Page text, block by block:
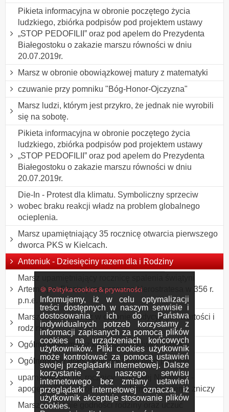
🍪 Polityka cookies & prywatności
Informujemy, iż w celu optymalizacji
treści dostępnych w naszym serwisie i
dostosowania ich do Państwa
indywidualnych potrzeb korzystamy z
informacji zapisanych za pomocą plików
cookies na urządzeniach końcowych
użytkowników. Pliki cookies użytkownik
może kontrolować za pomocą ustawień
swojej przeglądarki internetowej. Dalsze
korzystanie z naszego serwisu
internetowego bez zmiany ustawień
przeglądarki internetowej oznacza, iż
użytkownik akceptuje stosowanie plików
cookies.
Pikieta informacyjna w obronie poczętego życia
ludzkiego, zbiórka podpisów pod projektem ustawy
„STOP PEDOFILII” oraz pod apelem do Prezydenta
Białegostoku o zakazie marszu równości w dniu
20.07.2019r.
Marsz w obronie obowiązkowej matury z matematyki
czuwanie przy pomniku "Bóg-Honor-Ojczyzna"
Marsz ludzi, którym jest przykro, że jednak nie wyrobili
się na sobotę.
Pikieta informacyjna w obronie poczętego życia
ludzkiego, zbiórka podpisów pod projektem ustawy
„STOP PEDOFILII” oraz pod apelem do Prezydenta
Białegostoku o zakazie marszu równości w dniu
20.07.2019r.
Die-In - Protest dla klimatu. Symboliczny sprzeciw
wobec braku reakcji władz na problem globalnego
ocieplenia.
Marsz upamiętniający 35 rocznicę otwarcia pierwszego
dworca PKS w Kielcach.
Antoniuk - Dziesięciny razem dla i Rodziny
Marsz upamiętniający rocznicę spalenia świątyni
Artemidy w Efezie przez szewca Herostratesa w 356 r.
p.n.e.
Marsz rodzin - marsz w obronie tradycyjnych wartości i
rodziny
Ogólnopolski marsz kibiców przeciwko pedofilii
Ogólnopolski marsz kibiców przeciwko pedofilii
upamiętnienie 76. rocznicy "Krwawej Niedzieli" -
apogeum Rzezi Wołyńskiej, w formie zapalenia zniczy
Marsz w obronie godności rodziny oraz uczuć